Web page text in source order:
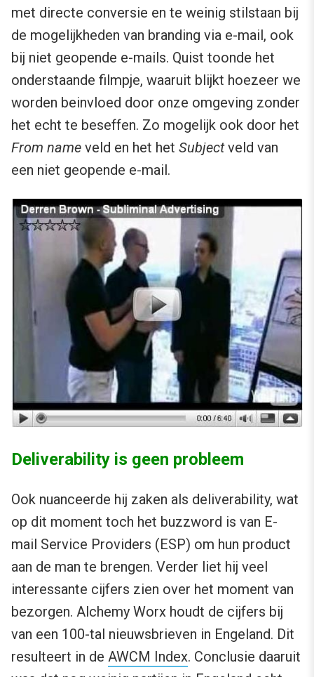
met directe conversie en te weinig stilstaan bij
de mogelijkheden van branding via e-mail, ook
bij niet geopende e-mails. Quist toonde het
onderstaande filmpje, waaruit blijkt hoezeer we
worden beinvloed door onze omgeving zonder
het echt te beseffen. Zo mogelijk ook door het
From name veld en het het Subjectveld van
een niet geopende e-mail.
Deliverability is geen probleem
Ook nuanceerde hij zaken als deliverability, wat
op dit moment toch het buzzword is van E-
mail Service Providers (ESP) om hun product
aan de man te brengen. Verder liet hij veel
interessante cijfers zien over het moment van
bezorgen. Alchemy Worx houdt de cijfers bij
van een 100-tal nieuwsbrieven in Engeland. Dit
resulteert in de AWCM Index. Conclusie daaruit